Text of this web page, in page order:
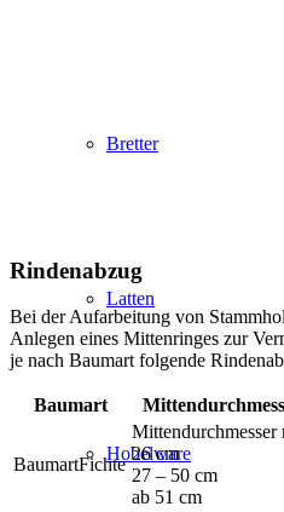
Bretter
Latten
Hobelware
Rindenabzug
Bei der Aufarbeitung von
Anlegen eines Mittenringes zur
je nach Baumart folgende
Baumart
Fichte
26 cm
27 – 50 cm
ab 51 cm